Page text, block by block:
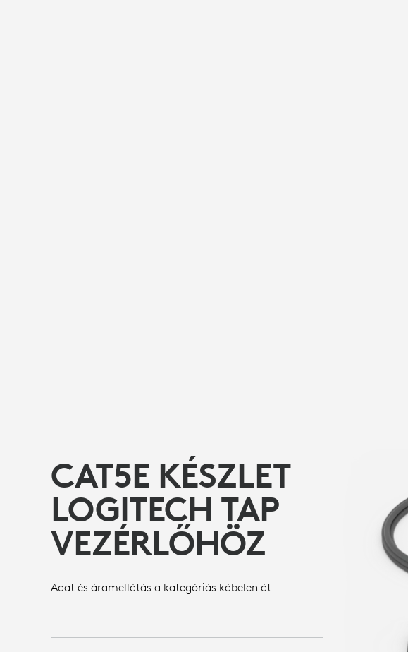
CAT5E KÉSZLET
LOGITECH TAP
VEZÉRLŐHÖZ
Adat és áramellátás a kategóriás kábelen át